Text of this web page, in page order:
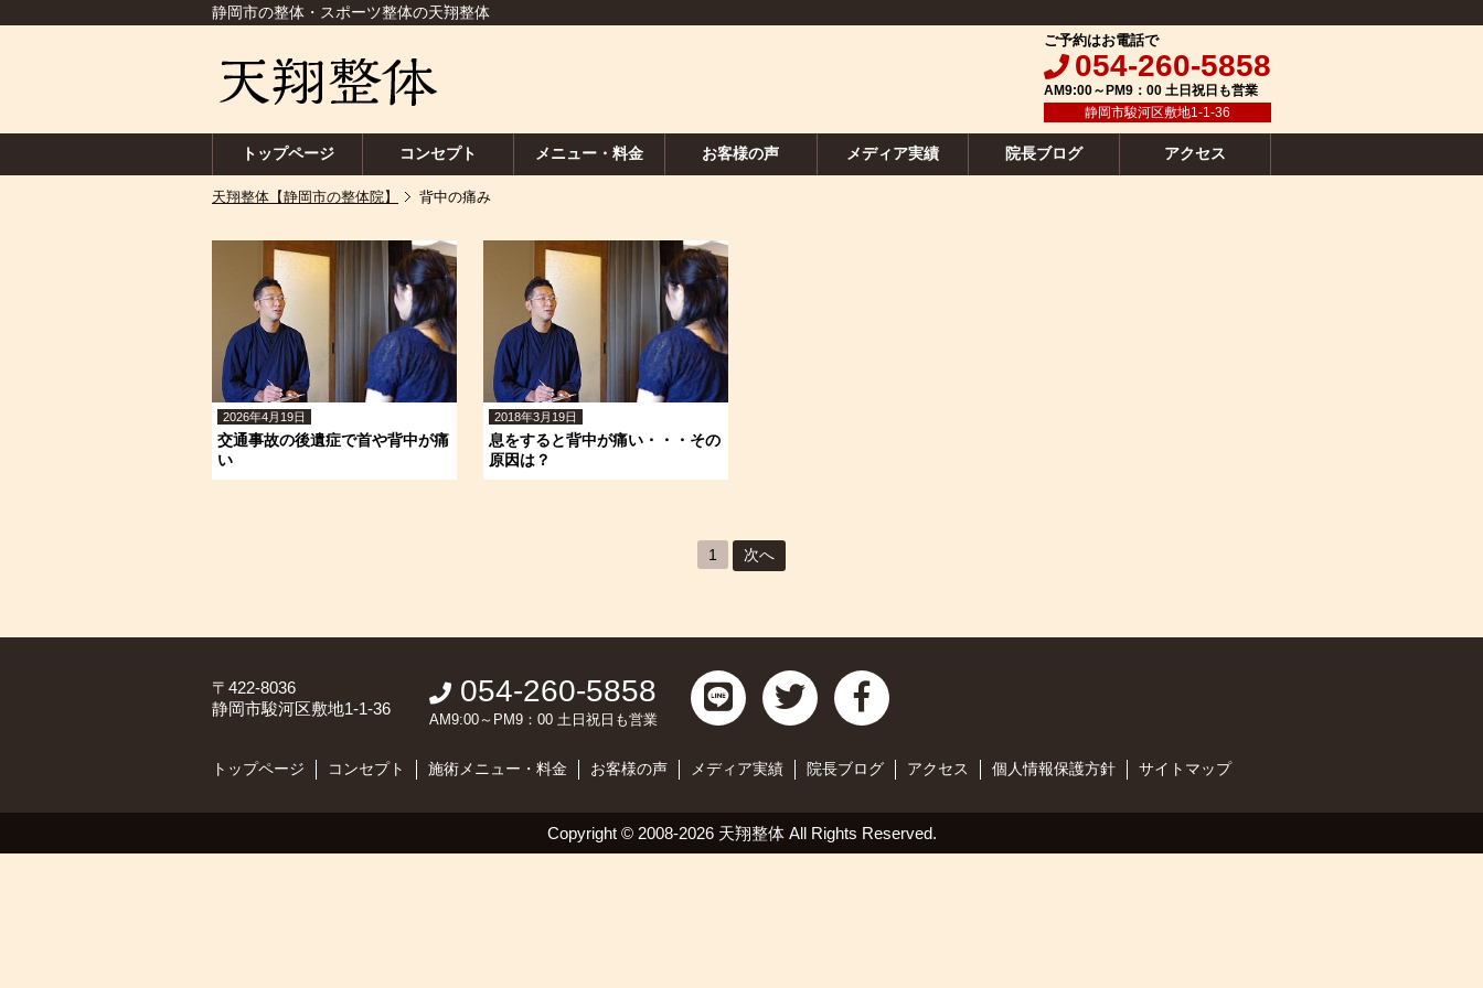
静岡市の整体・スポーツ整体の天翔整体
ご予約はお電話で
054-260-5858
AM9:00～PM9：00 土日祝日も営業
静岡市駿河区敷地1-1-36
トップページ コンセプト メニュー・料金 お客様の声 メディア実績 院長ブログ アクセス
天翔整体【静岡市の整体院】 背中の痛み
2026年4月19日
交通事故の後遺症で首や背中が痛
い
2018年3月19日
息をすると背中が痛い・・・その
原因は？
1 次へ
〒422-8036
静岡市駿河区敷地1-1-36
054-260-5858
AM9:00～PM9：00 土日祝日も営業
トップページ コンセプト 施術メニュー・料金 お客様の声 メディア実績 院長ブログ アクセス 個人情報保護方針 サイトマップ
Copyright © 2008-2026 天翔整体All Rights Reserved.